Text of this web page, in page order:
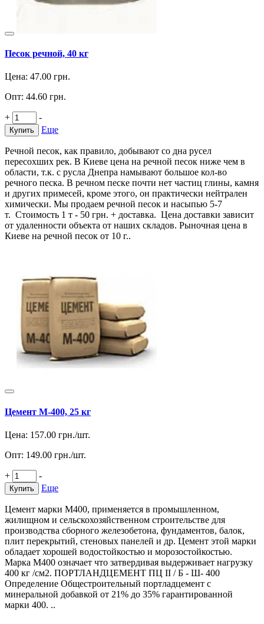
Песок речной, 40 кг
Цена: 47.00 грн.
Опт: 44.60 грн.
+ -
Купить Еще
Речной песок, как правило, добывают со дна русел
пересохших рек. В Киеве цена на речной песок ниже чем в
области, т.к. с русла Днепра намывают большое кол-во
речного песка. В речном песке почти нет частиц глины, камня
и других примесей, кроме этого, он практически нейтрален
химически. Мы продаем речной песок и насыпью 5-7
т. Стоимость 1 т - 50 грн. + доставка. Цена доставки зависит
от удаленности объекта от наших складов. Рыночная цена в
Киеве на речной песок от 10 г..
Цемент М-400, 25 кг
Цена: 157.00 грн./шт.
Опт: 149.00 грн./шт.
+ -
Купить Еще
Цемент марки М400, применяется в промышленном,
жилищном и сельскохозяйственном строительстве для
производства сборного железобетона, фундаментов, балок,
плит перекрытий, стеновых панелей и др. Цемент этой марки
обладает хорошей водостойкостью и морозостойкостью.
Марка M400 означает что затвердивая выдерживает нагрузку
400 кг /см2. ПОРТЛАНДЦЕМЕНТ ПЦ II / Б - Ш- 400
Определение Общестроительный портладцемент с
минеральной добавкой от 21% до 35% гарантированной
марки 400. ..